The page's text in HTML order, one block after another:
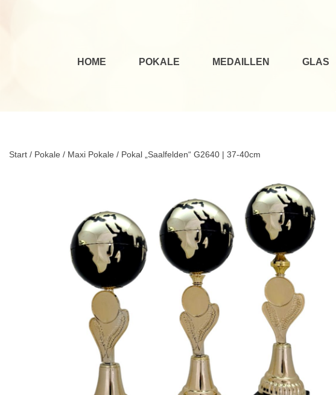
HOME POKALE MEDAILLEN GLAS
Start / Pokale / Maxi Pokale / Pokal „Saalfelden“ G2640 | 37-40cm